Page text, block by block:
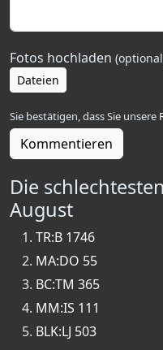
Fotos hochladen
Dateien
Sie bestätigen, dass Sie unsere
Kommentieren
Die
August
TR:B 1746
MA:DO 55
BC:TM 365
MM:IS 111
BLK:LJ 503